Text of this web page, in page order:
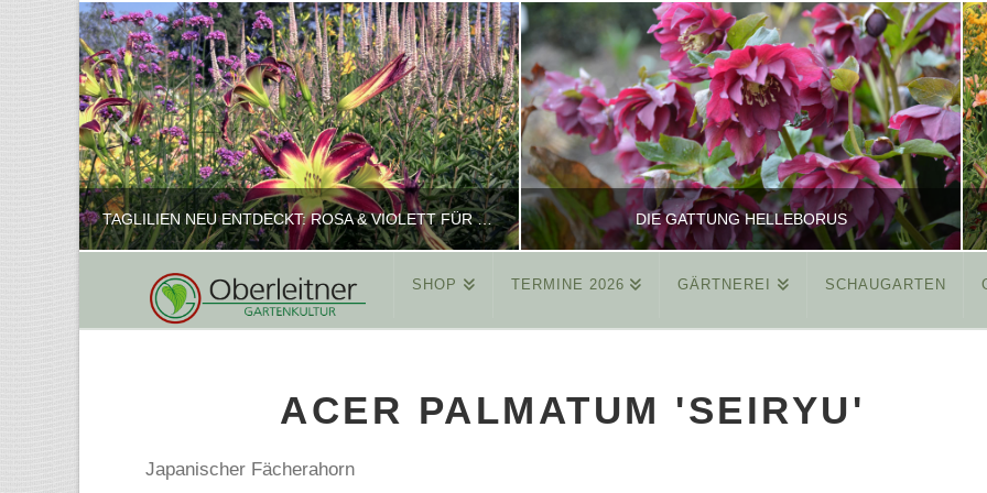
TAGLILIEN NEU ENTDECKT: ROSA & VIOLETT FÜR ROMANTISCHE PFLANZKOMBINATIONEN
REINHARD
FEBRUAR 16, 2025
DIE GATTUNG HELLEBORUS
REINHARD
MÄRZ 26, 2015
SHOP TERMINE 2026 GÄRTNEREI SCHAUGARTEN
ACER PALMATUM 'SEIRYU'
Japanischer Fächerahorn